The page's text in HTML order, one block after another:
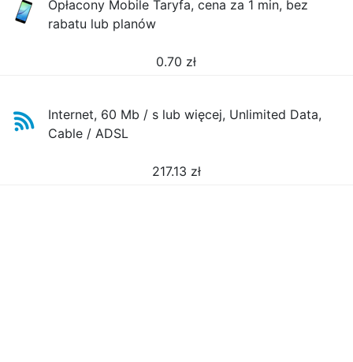
Opłacony Mobile Taryfa, cena za 1 min, bez
rabatu lub planów
0.70 zł
Internet, 60 Mb / s lub więcej, Unlimited Data,
Cable / ADSL
217.13 zł